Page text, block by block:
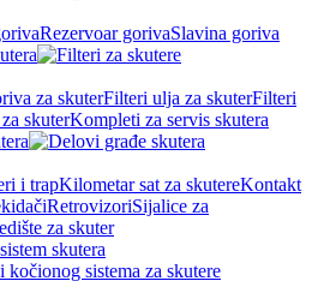
Rezervoar gorivaSlavina goriva
za skuterFilteri ulja za skuterFilteri
skuterKompleti za servis skutera
i trapKilometar sat za skutereKontakt
RetrovizoriSijalice za
za skuter
skutera